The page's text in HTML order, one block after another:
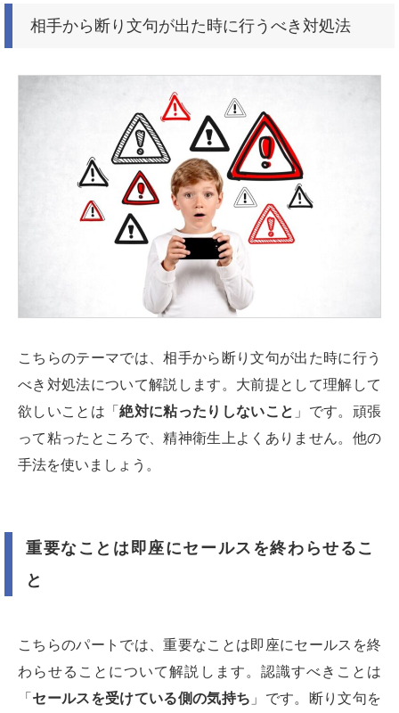
相手から断り文句が出た時に行うべき対処法
こちらのテーマでは、相手から断り文句が出た時に行う
べき対処法について解説します。大前提として理解して
欲しいことは「絶対に粘ったりしないこと 」です。頑張
って粘ったところで、精神衛生上よくありません。他の
手法を使いましょう。
重要なことは即座にセールスを終わらせるこ
と
こちらのパートでは、重要なことは即座にセールスを終
わらせることについて解説します。認識すべきことは
「 セールスを受けている側の気持ち 」です。断り文句を